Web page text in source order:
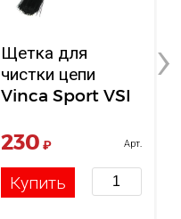
Щетка для
чистки цепи
Vinca Sport VSI
230 ₽
Арт.
Купить
›